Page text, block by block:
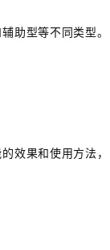
助型等不同类型。
效果和使用方法，